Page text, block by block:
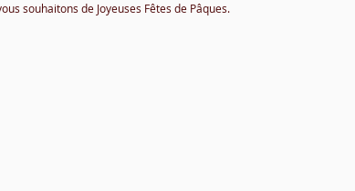
souhaitons de Joyeuses Fêtes de Pâques.